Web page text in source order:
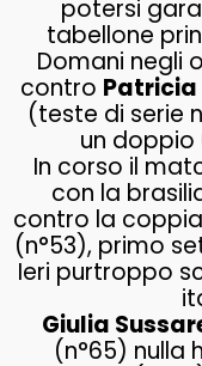
potersi
tabellone
Domani negli
contro Patricia
(teste di serie
un doppio
In corso il
con la
contro la
(n°53), primo
Ieri purtroppo
Giulia
(n°65) nulla